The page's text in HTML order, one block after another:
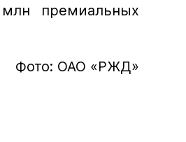
премиальных
Фото: ОАО «РЖД»